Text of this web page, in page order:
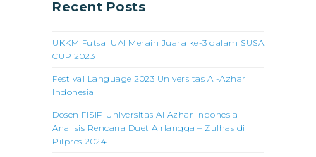
Recent Posts
UKKM Futsal UAI Meraih Juara ke-3 dalam SUSA
CUP 2023
Festival Language 2023 Universitas Al-Azhar
Indonesia
Dosen FISIP Universitas Al Azhar Indonesia
Analisis Rencana Duet Airlangga – Zulhas di
Pilpres 2024